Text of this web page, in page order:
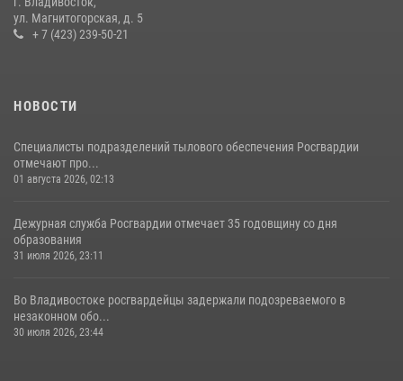
08 июля 2026, 07:52
ул. Магнитогорская, д. 5
+ 7 (423) 239-50-21
НОВОСТИ
Специалисты подразделений тылового обеспечения Росгвардии
отмечают про...
01 августа 2026, 02:13
Дежурная служба Росгвардии отмечает 35 годовщину со дня
образования
31 июля 2026, 23:11
Во Владивостоке росгвардейцы задержали подозреваемого в
незаконном обо...
30 июля 2026, 23:44